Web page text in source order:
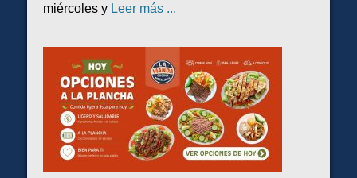
miércoles y Leer más ...